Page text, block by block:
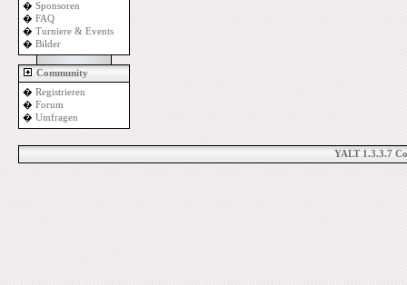
� Sponsoren
� FAQ
� Turniere & Events
� Bilder
Community
� Registrieren
� Forum
� Umfragen
YALT 1.3.3.7